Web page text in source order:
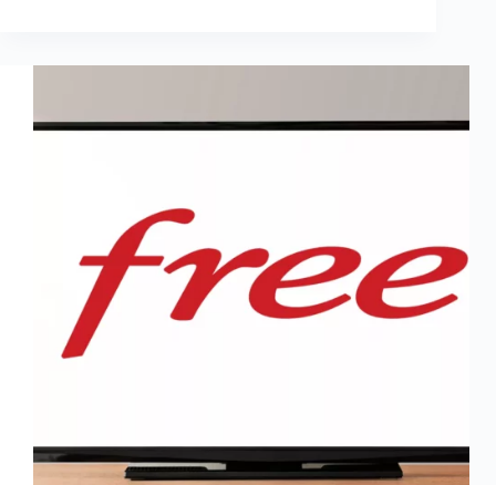
chaîne